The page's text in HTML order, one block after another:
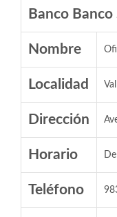
Banco
Nombre
Localidad
Dirección
Horario
Teléfono